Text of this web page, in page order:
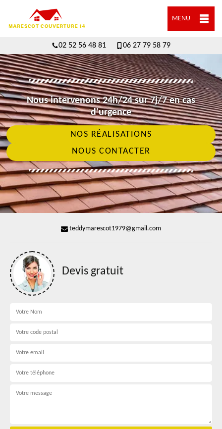
MENU
02 52 56 48 81 06 27 79 58 79
Nous intervenons 24h/24 sur 7j/7 en cas
d'urgence
NOS RÉALISATIONS
NOUS CONTACTER
teddymarescot1979@gmail.com
Devis gratuit